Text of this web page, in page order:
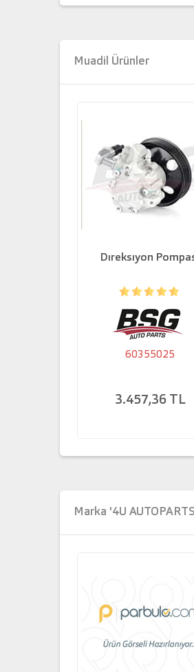
Muadil Ürünler
Dıreksıyon
60355025
3.457,36 TL
Marka '4U